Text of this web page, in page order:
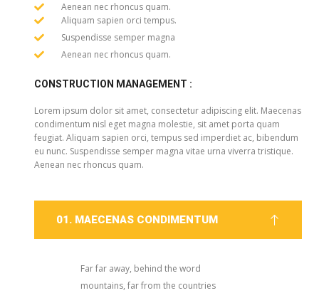
Aenean nec rhoncus quam.
Aliquam sapien orci tempus.
Suspendisse semper magna
Aenean nec rhoncus quam.
CONSTRUCTION MANAGEMENT :
Lorem ipsum dolor sit amet, consectetur adipiscing elit. Maecenas
condimentum nisl eget magna molestie, sit amet porta quam
feugiat. Aliquam sapien orci, tempus sed imperdiet ac, bibendum
eu nunc. Suspendisse semper magna vitae urna viverra tristique.
Aenean nec rhoncus quam.
01. MAECENAS CONDIMENTUM
Far far away, behind the word
mountains, far from the countries